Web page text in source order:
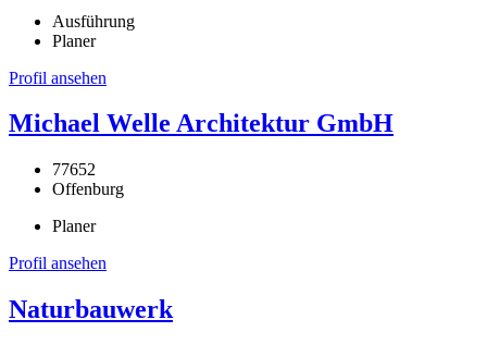
Ausführung
Planer
Profil ansehen
Michael Welle Architektur GmbH
77652
Offenburg
Planer
Profil ansehen
Naturbauwerk